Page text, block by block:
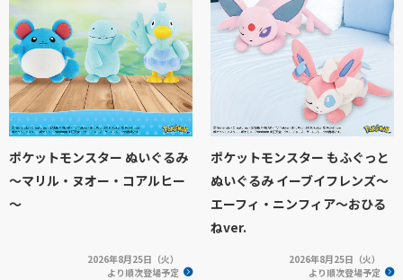
ポケットモンスター ぬいぐるみ
～マリル・ヌオー・コアルヒー
～
2026年8月25日（火）
より順次登場予定
ポケットモンスター もふぐっと
ぬいぐるみ イーブイフレンズ～
エーフィ・ニンフィア～おひる
ねver.
2026年8月25日（火）
より順次登場予定